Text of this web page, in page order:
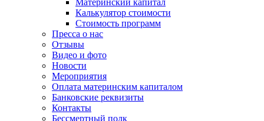
Калькулятор стоимости
Стоимость программ
Пресса о нас
Отзывы
Видео и фото
Новости
Мероприятия
Оплата материнским капиталом
Банковские реквизиты
Контакты
Бессмертный полк